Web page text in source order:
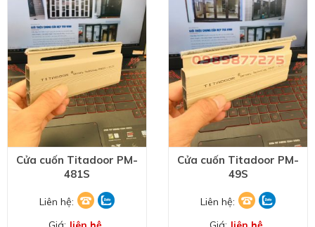
Cửa cuốn Titadoor PM-
481S
Liên hệ:
Cửa cuốn Titadoor PM-
49S
Liên hệ: